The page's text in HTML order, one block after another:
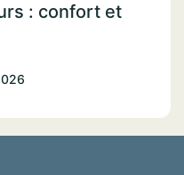
: confort et